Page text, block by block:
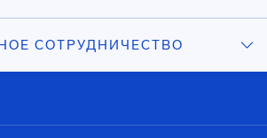
СОТРУДНИЧЕСТВО